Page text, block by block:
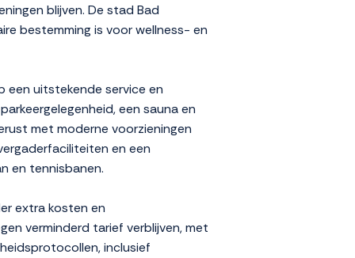
blijven. De stad Bad
bestemming is voor wellness- en
een uitstekende service en
een sauna en
met moderne voorzieningen
en een
en tennisbanen.
extra kosten en
verminderd tarief verblijven, met
inclusief